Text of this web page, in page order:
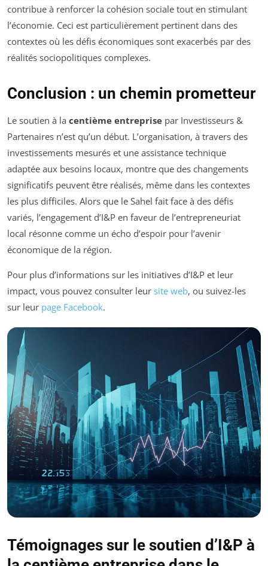
contribue à renforcer la cohésion sociale tout en stimulant
l’économie. Ceci est particulièrement pertinent dans des
contextes où les défis économiques sont exacerbés par des
réalités sociopolitiques complexes.
Conclusion : un chemin prometteur
Le soutien à la centième entreprise par Investisseurs &
Partenaires n’est qu’un début. L’organisation, à travers des
investissements mesurés et une assistance technique
adaptée aux besoins locaux, montre que des changements
significatifs peuvent être réalisés, même dans les contextes
les plus difficiles. Alors que le Sahel fait face à des défis
variés, l’engagement d’I&P en faveur de l’entrepreneuriat
local résonne comme un écho d’espoir pour l’avenir
économique de la région.
Pour plus d’informations sur les initiatives d’I&P et leur
impact, vous pouvez consulter leur site web, ou suivez-les
sur leur page Facebook.
Témoignages sur le soutien d’I&P à